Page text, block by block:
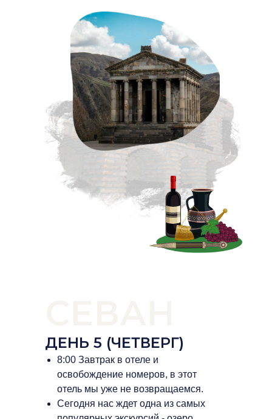
ДЕНЬ 5 (ЧЕТВЕРГ)
8:00 Завтрак в отеле и
освобождение номеров, в этот
отель мы уже не возвращаемся.
Сегодня нас ждет одна из самых